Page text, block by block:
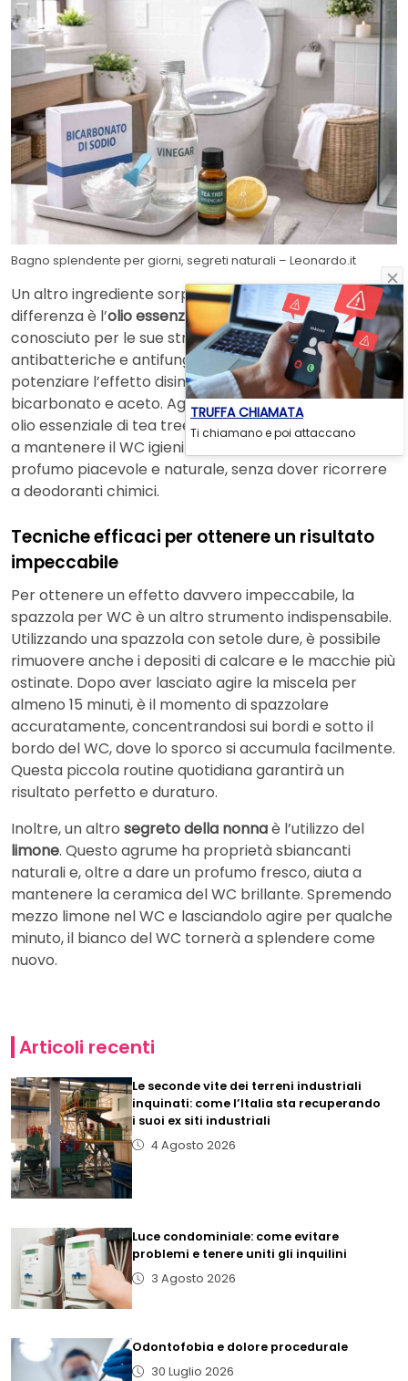
Bagno splendente per giorni, segreti naturali – Leonardo.it
Un altro ingrediente sorprendente che può fare la
differenza è l’olio essenziale di tea tree. Questo olio,
conosciuto per le sue straordinarie proprietà
antibatteriche e antifungine, è perfetto per
potenziare l’effetto disinfettante della miscela di
bicarbonato e aceto. Aggiungere qualche goccia di
olio essenziale di tea tree nel mix non solo contribuirà
a mantenere il WC igienizzato, ma lascerà anche un
profumo piacevole e naturale, senza dover ricorrere
a deodoranti chimici.
Tecniche efficaci per ottenere un risultato
impeccabile
Per ottenere un effetto davvero impeccabile, la
spazzola per WC è un altro strumento indispensabile.
Utilizzando una spazzola con setole dure, è possibile
rimuovere anche i depositi di calcare e le macchie più
ostinate. Dopo aver lasciato agire la miscela per
almeno 15 minuti, è il momento di spazzolare
accuratamente, concentrandosi sui bordi e sotto il
bordo del WC, dove lo sporco si accumula facilmente.
Questa piccola routine quotidiana garantirà un
risultato perfetto e duraturo.
Inoltre, un altro segreto della nonnaè l’utilizzo del
limone. Questo agrume ha proprietà sbiancanti
naturali e, oltre a dare un profumo fresco, aiuta a
mantenere la ceramica del WC brillante. Spremendo
mezzo limone nel WC e lasciandolo agire per qualche
minuto, il bianco del WC tornerà a splendere come
nuovo.
Articoli recenti
Le seconde vite dei terreni industriali
inquinati: come l’Italia sta recuperando
i suoi ex siti industriali
4 Agosto 2026
Luce condominiale: come evitare
problemi e tenere uniti gli inquilini
3 Agosto 2026
Odontofobia e dolore procedurale
30 Luglio 2026
TRUFFA CHIAMATA
Ti chiamano e poi attaccano